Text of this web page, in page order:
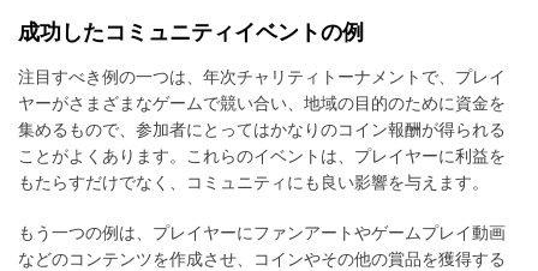
成功したコミュニティイベントの例
注目すべき例の一つは、年次チャリティトーナメントで、プレイ
ヤーがさまざまなゲームで競い合い、地域の目的のために資金を
集めるもので、参加者にとってはかなりのコイン報酬が得られる
ことがよくあります。これらのイベントは、プレイヤーに利益を
もたらすだけでなく、コミュニティにも良い影響を与えます。
もう一つの例は、プレイヤーにファンアートやゲームプレイ動画
などのコンテンツを作成させ、コインやその他の賞品を獲得する